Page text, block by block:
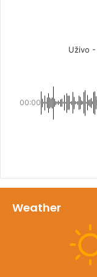
Uživo
00:00
Weather